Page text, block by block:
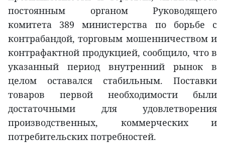
постоянным органом Руководящего
комитета 389 министерства по борьбе с
контрабандой, торговым мошенничеством и
контрафактной продукцией, сообщило, что в
указанный период внутренний рынок в
целом оставался стабильным. Поставки
товаров первой необходимости были
достаточными для удовлетворения
производственных, коммерческих и
потребительских потребностей.